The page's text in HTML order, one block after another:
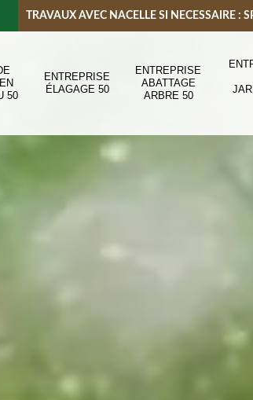
TRAVAUX AVEC NACELLE SI NECESSAIRE :
50
ENTREPRISE
ÉLAGAGE 50
ENTREPRISE
ABATTAGE
ARBRE 50